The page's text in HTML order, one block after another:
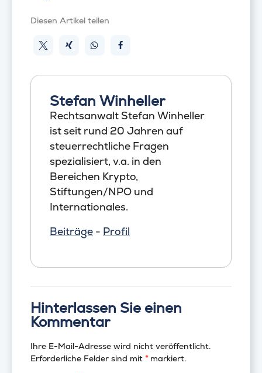
Diesen Artikel teilen
Stefan Winheller
Rechtsanwalt Stefan Winheller
ist seit rund 20 Jahren auf
steuerrechtliche Fragen
spezialisiert, v.a. in den
Bereichen Krypto,
Stiftungen/NPO und
Internationales.
Beiträge - Profil
Hinterlassen Sie einen
Kommentar
Ihre E-Mail-Adresse wird nicht veröffentlicht.
Erforderliche Felder sind mit *markiert.